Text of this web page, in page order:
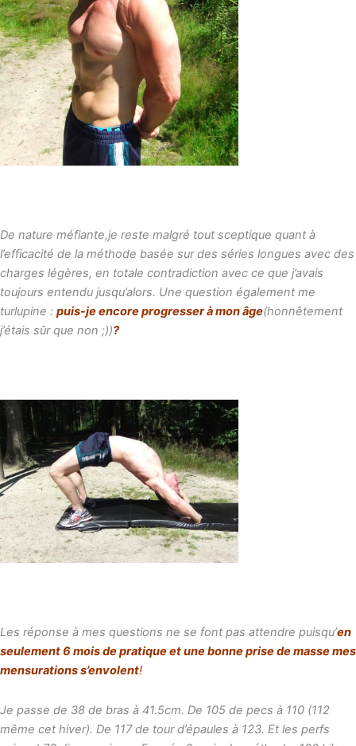
De nature méfiante,je reste malgré tout sceptique quant à
l’efficacité de la méthode basée sur des séries longues avec des
charges légères, en totale contradiction avec ce que j’avais
toujours entendu jusqu’alors. Une question également me
turlupine : puis-je encore progresser à mon âge(honnêtement
j’étais sûr que non ;))?
Les réponse à mes questions ne se font pas attendre puisqu’en
seulement 6 mois de pratique et une bonne prise de masse mes
mensurations s’envolent!
Je passe de 38 de bras à 41.5cm. De 105 de pecs à 110 (112
même cet hiver). De 117 de tour d’épaules à 123. Et les perfs